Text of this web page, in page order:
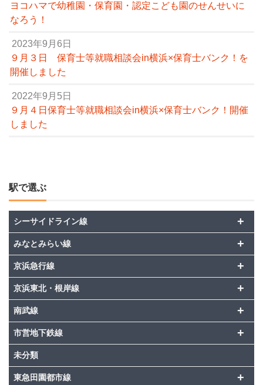
ヨコハマで幼稚園・保育園・認定こども園のせんせいに
なろう！
2023年9月6日
９月３日 保育士等就職相談会in横浜×保育士バンク！を
開催しました
2022年9月5日
９月４日保育士等就職相談会in横浜×保育士バンク！開催
しました
駅で選ぶ
+
シーサイドライン線
+
みなとみらい線
+
京浜急行線
+
京浜東北・根岸線
+
南武線
+
市営地下鉄線
未分類
+
東急田園都市線